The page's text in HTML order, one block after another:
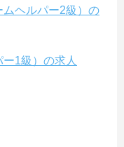
ヘルパー2級）の
1級）の求人